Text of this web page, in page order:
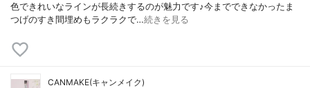
色できれいなラインが長続きするのが魅力です♪今までできなかったま
つげのすき間埋めもラクラクで…続きを見る
CANMAKE(キャンメイク)